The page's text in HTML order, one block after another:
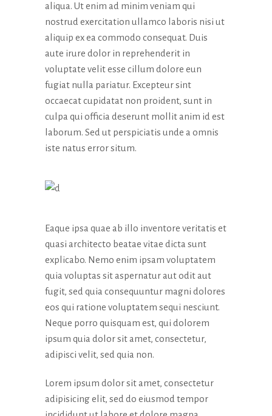
aliqua. Ut enim ad minim veniam qui
nostrud exercitation ullamco laboris nisi ut
aliquip ex ea commodo consequat. Duis
aute irure dolor in reprehenderit in
voluptate velit esse cillum dolore eun
fugiat nulla pariatur. Excepteur sint
occaecat cupidatat non proident, sunt in
culpa qui officia deserunt mollit anim id est
laborum. Sed ut perspiciatis unde a omnis
iste natus error situm.
Eaque ipsa quae ab illo inventore veritatis et
quasi architecto beatae vitae dicta sunt
explicabo. Nemo enim ipsam voluptatem
quia voluptas sit aspernatur aut odit aut
fugit, sed quia consequuntur magni dolores
eos qui ratione voluptatem sequi nesciunt.
Neque porro quisquam est, qui dolorem
ipsum quia dolor sit amet, consectetur,
adipisci velit, sed quia non.
Lorem ipsum dolor sit amet, consectetur
adipisicing elit, sed do eiusmod tempor